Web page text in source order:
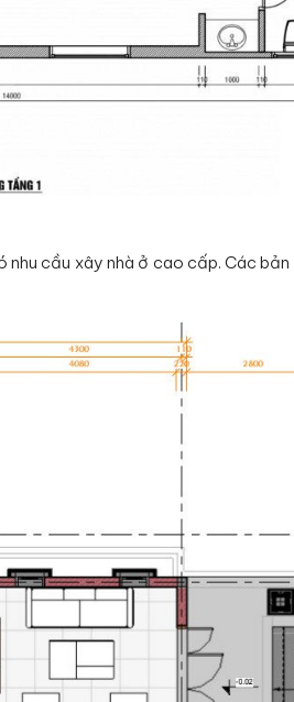
cầu xây nhà ở cao cấp. Các